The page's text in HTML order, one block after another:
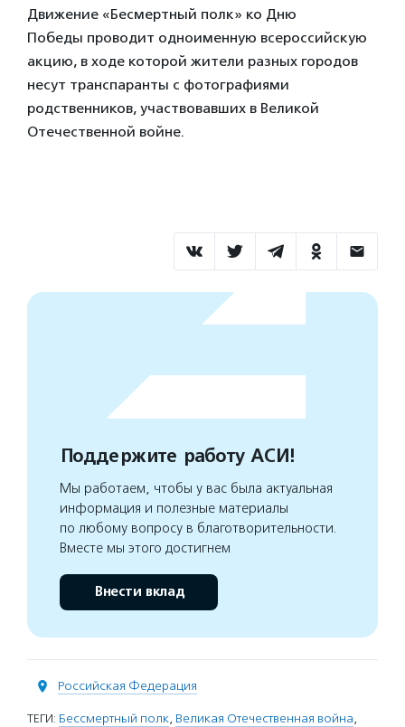
Движение «Бесмертный полк» ко Дню
Победы проводит одноименную всероссийскую
акцию, в ходе которой жители разных городов
несут транспаранты с фотографиями
родственников, участвовавших в Великой
Отечественной войне.
Поддержите работу АСИ!
Мы работаем, чтобы у вас была актуальная
информация и полезные материалы
по любому вопросу в благотворительности.
Вместе мы этого достигнем
Внести вклад
Российская Федерация
ТЕГИ: Бессмертный полк, Великая Отечественная война,